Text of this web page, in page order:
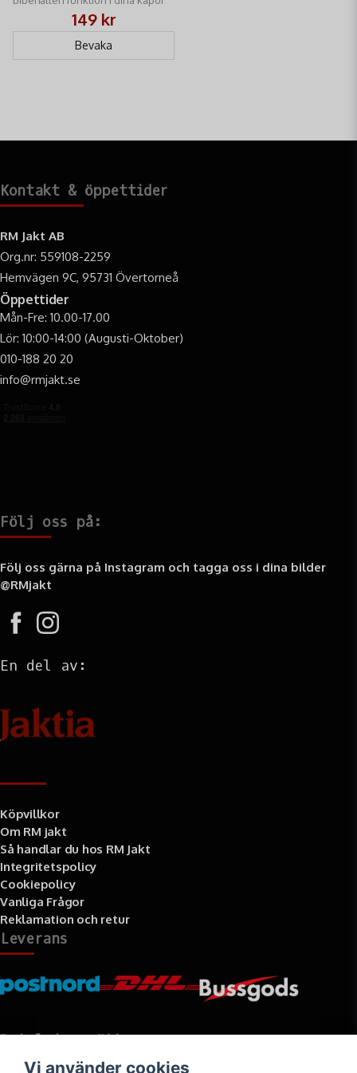
149 kr
Bevaka
Kontakt & öppettider
RM Jakt AB
Org.nr: 559108-2259
Hemvägen 9C, 95731 Övertorneå
Öppettider
Mån-Fre: 10.00-17.00
Lör: 10:00-14:00 (Augusti-Oktober)
010-188 20 20
info@rmjakt.se
Följ oss på:
Följ oss gärna på Instagram och tagga oss i dina bilder
@RMjakt
En del av:
Köpvillkor
Om RM jakt
Så handlar du hos RM Jakt
Integritetspolicy
Cookiepolicy
Vanliga Frågor
Reklamation och retur
Leverans
Betalningssätt
Vi använder cookies